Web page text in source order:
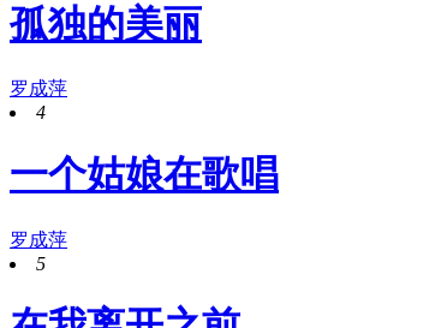
孤独的美丽
罗成萍
4
一个姑娘在歌唱
罗成萍
5